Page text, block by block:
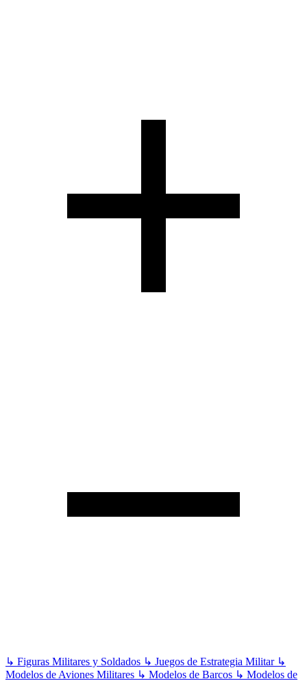
↳ Figuras Militares y Soldados ↳ Juegos de Estrategia Militar ↳
Modelos de Aviones Militares ↳ Modelos de Barcos ↳ Modelos de